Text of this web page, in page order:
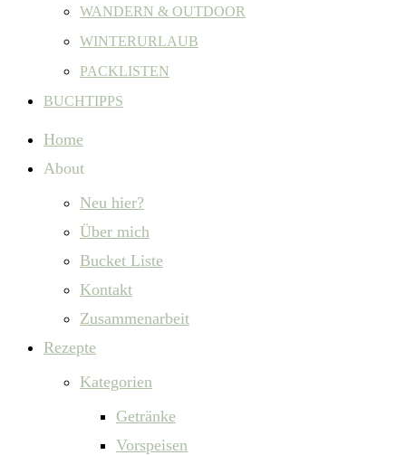
WANDERN & OUTDOOR
WINTERURLAUB
PACKLISTEN
BUCHTIPPS
Home
About
Neu hier?
Über mich
Bucket Liste
Kontakt
Zusammenarbeit
Rezepte
Kategorien
Getränke
Vorspeisen